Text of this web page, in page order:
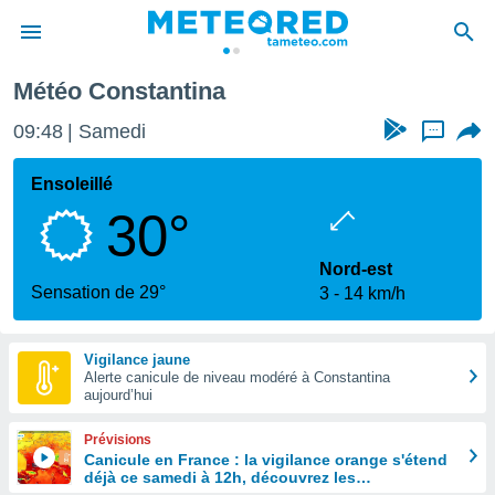
de
Météo Constantina
09:48 Samedi ...
Ensoleillé
30°
Sensation de 29°
Nord-est
3
14 km/h
Vigilance jaune
Alerte canicule de niveau modéré à Constantina
aujourd’hui
Prévisions
Canicule en France : la vigilance orange s'étend
déjà ce samedi à 12h, découvrez les